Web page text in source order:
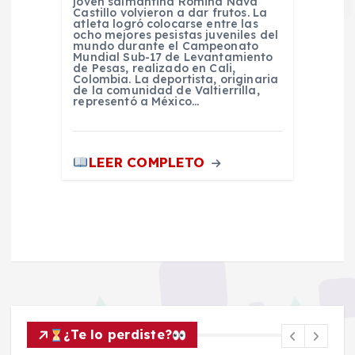
Castillo volvieron a dar frutos. La
atleta logró colocarse entre las
ocho mejores pesistas juveniles del
mundo durante el Campeonato
Mundial Sub-17 de Levantamiento
de Pesas, realizado en Cali,
Colombia. La deportista, originaria
de la comunidad de Valtierrilla,
representó a México…
LEER COMPLETO
¿Te lo perdiste?